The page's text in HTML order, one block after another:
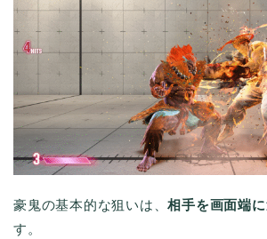
豪鬼の基本的な狙いは、相手を画面端
す。